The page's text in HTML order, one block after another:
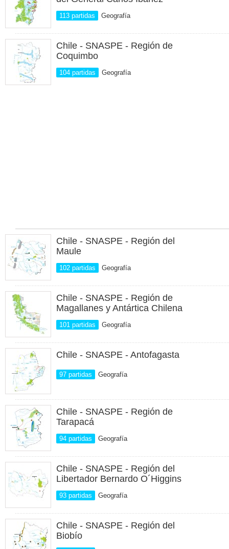
113 partidas Geografía
Chile - SNASPE - Región de
Coquimbo
104 partidas Geografía
Chile - SNASPE - Región del
Maule
102 partidas Geografía
Chile - SNASPE - Región de
Magallanes y Antártica Chilena
101 partidas Geografía
Chile - SNASPE - Antofagasta
97 partidas Geografía
Chile - SNASPE - Región de
Tarapacá
94 partidas Geografía
Chile - SNASPE - Región del
Libertador Bernardo O´Higgins
93 partidas Geografía
Chile - SNASPE - Región del
Biobío